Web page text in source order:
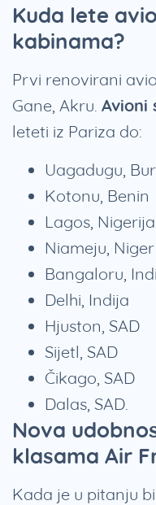
Kuda lete
kabinama?
Prvi renovirani
Gane, Akru. Avioni
leteti iz Pariza do:
Uagadugu,
Kotonu, Benin
Lagos, Nigerija
Niameju, Niger
Bangaloru,
Delhi, Indija
Hjuston, SAD
Sijetl, SAD
Čikago, SAD
Dalas, SAD.
Nova
klasama Air
Kada je u pitanju